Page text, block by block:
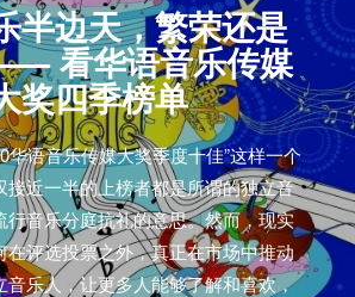
半边天，繁荣还是
看华语音乐传媒
奖四季榜单
华语音乐传媒大奖季度十佳”这样一个
接近一半的上榜者都是所谓的独立音
行音乐分庭抗礼的意思。然而，现实
在评选投票之外，真正在市场中推动
音乐人，让更多人能够了解和喜欢，